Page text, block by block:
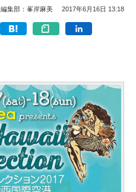
編集部：峯岸麻美 2017年6月16日 13:18